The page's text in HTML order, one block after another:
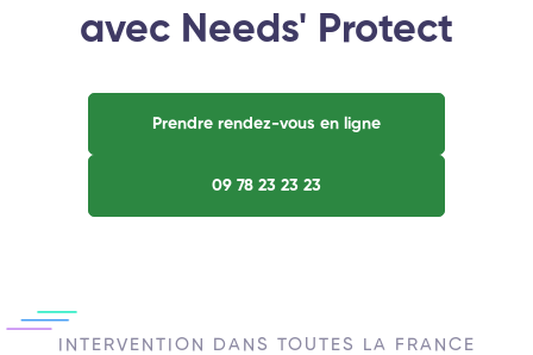
avec Needs' Protect
Prendre rendez-vous en ligne
09 78 23 23 23
INTERVENTION DANS TOUTES LA FRANCE